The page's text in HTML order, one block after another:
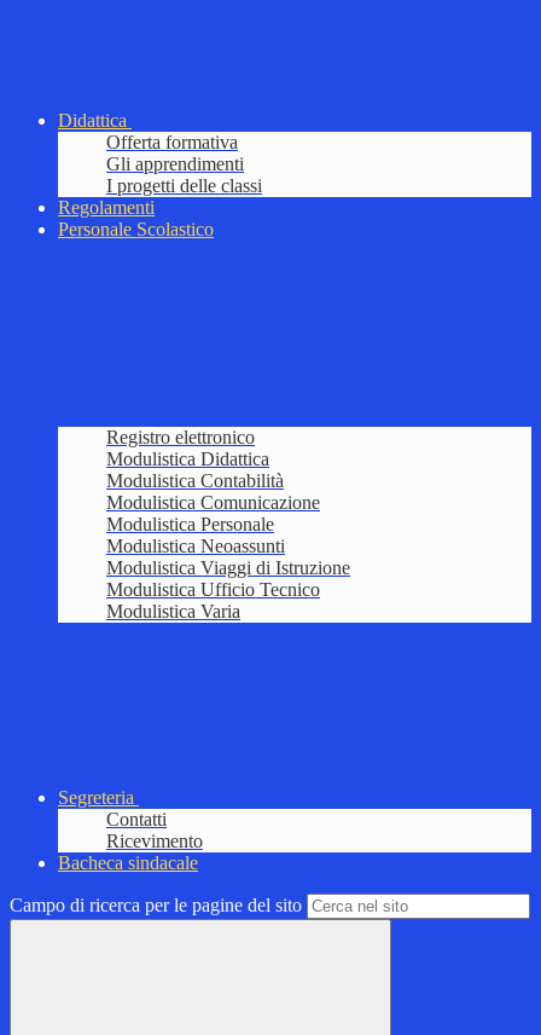
Didattica
Offerta formativa
Gli apprendimenti
I progetti delle classi
Regolamenti
Personale Scolastico
Registro elettronico
Modulistica Didattica
Modulistica Contabilità
Modulistica Comunicazione
Modulistica Personale
Modulistica Neoassunti
Modulistica Viaggi di Istruzione
Modulistica Ufficio Tecnico
Modulistica Varia
Segreteria
Contatti
Ricevimento
Bacheca sindacale
Campo di ricerca per le pagine del sito